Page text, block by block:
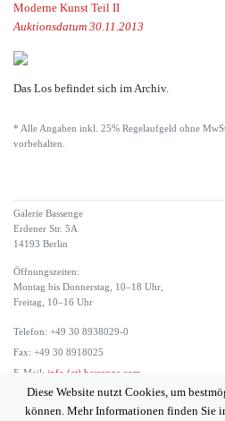
Moderne Kunst Teil II
Auktionsdatum 30.11.2013
Das Los befindet sich im Archiv.
* Alle Angaben inkl. 25% Regelaufgeld ohne
vorbehalten.
Galerie Bassenge
Erdener Str. 5A
14193 Berlin
Öffnungszeiten:
Montag bis Donnerstag, 10–18 Uhr,
Freitag, 10–16 Uhr
Telefon: +49 30 8938029-0
Fax: +49 30 8918025
E-Mail: info (at) bassenge.com
Diese Website nutzt Cookies, um
können. Mehr Informationen finden Sie